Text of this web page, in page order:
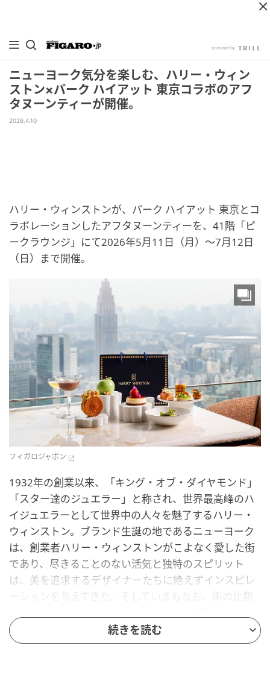
ニューヨーク気分を楽しむ、ハリー・ウィン
ストン×パーク ハイアット 東京コラボのアフ
タヌーンティーが開催。
2026.4.10
ハリー・ウィンストンが、パーク ハイアット 東京とコ
ラボレーションしたアフタヌーンティーを、41階「ピ
ークラウンジ」にて2026年5月11日（月）〜7月12日
（日）まで開催。
フィガロジャポン
1932年の創業以来、「キング・オブ・ダイヤモンド」
「スター達のジュエラー」と称され、世界最高峰のハ
イジュエラーとして世界中の人々を魅了するハリー・
ウィンストン。ブランド生誕の地であるニューヨーク
は、創業者ハリー・ウィンストンがこよなく愛した街
であり、尽きることのない活気と独特のスピリット
は、美を追求するデザイナーたちに絶えずインスピレ
ーションを与えてきた。そしていまもなお、街の比類
脈々と息づいている。続きを読む